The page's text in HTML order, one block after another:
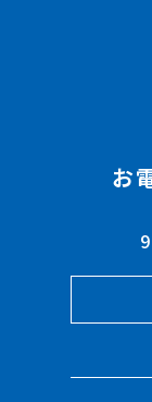
お